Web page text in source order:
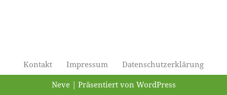
Kontakt Impressum Datenschutzerklärung
Neve| Präsentiert von WordPress